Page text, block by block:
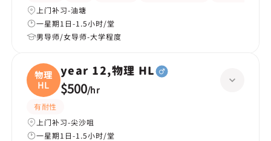
上门补习-油塘
一星期1日-1.5小时/堂
男导师/女导师-大学程度
物理
HL
year 12,物理 HL
$500/hr
有耐性
上门补习-尖沙咀
一星期1日-1.5小时/堂